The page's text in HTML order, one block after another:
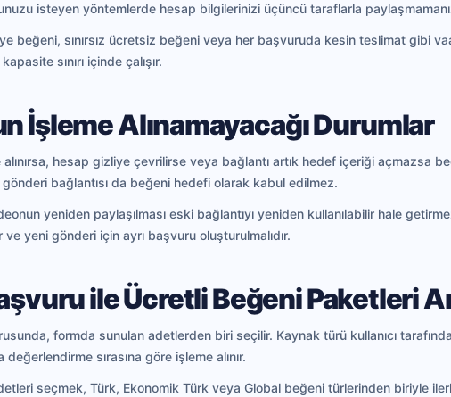
isteyen yöntemlerde hesap bilgilerinizi üçüncü taraflarla
beğeni, sınırsız ücretsiz beğeni veya her başvuruda kesin teslimat gibi
sınırı içinde çalışır.
İşleme Alınamayacağı Durumlar
hesap gizliye çevrilirse veya bağlantı artık hedef içeriği açmazsa
bağlantısı da beğeni hedefi olarak kabul edilmez.
yeniden paylaşılması eski bağlantıyı yeniden kullanılabilir hale
ve yeni gönderi için ayrı başvuru oluşturulmalıdır.
ile Ücretli Beğeni Paketleri
formda sunulan adetlerden biri seçilir. Kaynak türü kullanıcı
sırasına göre işleme alınır.
seçmek, Türk, Ekonomik Türk veya Global beğeni türlerinden biriyle